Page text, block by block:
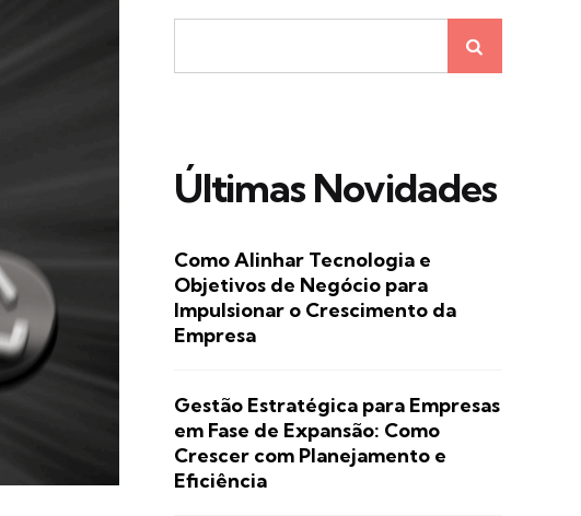
Últimas Novidades
Como Alinhar Tecnologia e
Objetivos de Negócio para
Impulsionar o Crescimento da
Empresa
Gestão Estratégica para Empresas
em Fase de Expansão: Como
Crescer com Planejamento e
Eficiência